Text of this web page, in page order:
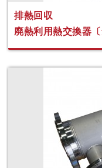
排熱回収
廃熱利用熱交換器